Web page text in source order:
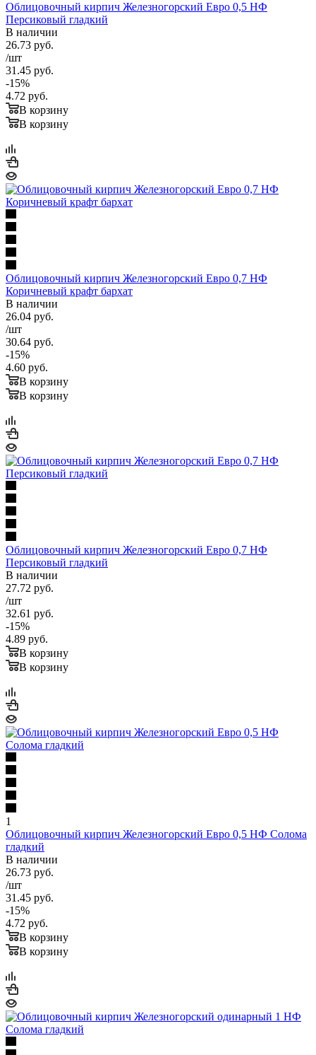
Облицовочный кирпич Железногорский Евро 0,5 НФ
Персиковый гладкий
В наличии
26.73 руб.
/шт
31.45 руб.
-15%
4.72 руб.
В корзину
В корзину
Облицовочный кирпич Железногорский Евро 0,7 НФ
Коричневый крафт бархат
В наличии
26.04 руб.
/шт
30.64 руб.
-15%
4.60 руб.
В корзину
В корзину
Облицовочный кирпич Железногорский Евро 0,7 НФ
Персиковый гладкий
В наличии
27.72 руб.
/шт
32.61 руб.
-15%
4.89 руб.
В корзину
В корзину
1
Облицовочный кирпич Железногорский Евро 0,5 НФ Солома
гладкий
В наличии
26.73 руб.
/шт
31.45 руб.
-15%
4.72 руб.
В корзину
В корзину